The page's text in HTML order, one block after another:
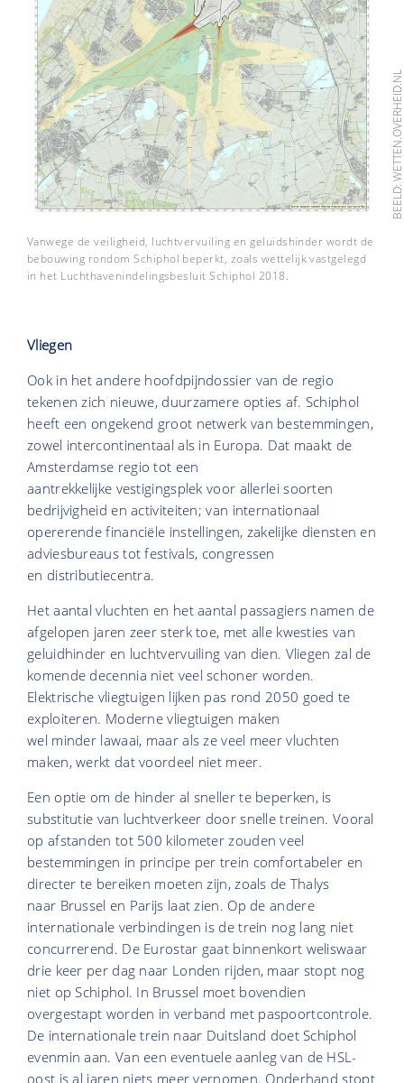
BEELD: WETTEN.OVERHEID.NL
Vanwege de veiligheid, luchtvervuiling en geluidshinder wordt de
bebouwing rondom Schiphol beperkt, zoals wettelijk vastgelegd
in het Luchthavenindelingsbesluit Schiphol 2018.
Vliegen
Ook in het andere hoofdpijndossier van de regio
tekenen zich nieuwe, duurzamere opties af. Schiphol
heeft een ongekend groot netwerk van bestemmingen,
zowel intercontinentaal als in Europa. Dat maakt de
Amsterdamse regio tot een
aantrekkelijke vestigingsplek voor allerlei soorten
bedrijvigheid en activiteiten; van internationaal
opererende financiële instellingen, zakelijke diensten en
adviesbureaus tot festivals, congressen
en distributiecentra.
Het aantal vluchten en het aantal passagiers namen de
afgelopen jaren zeer sterk toe, met alle kwesties van
geluidhinder en luchtvervuiling van dien. Vliegen zal de
komende decennia niet veel schoner worden.
Elektrische vliegtuigen lijken pas rond 2050 goed te
exploiteren. Moderne vliegtuigen maken
wel minder lawaai, maar als ze veel meer vluchten
maken, werkt dat voordeel niet meer.
Een optie om de hinder al sneller te beperken, is
substitutie van luchtverkeer door snelle treinen. Vooral
op afstanden tot 500 kilometer zouden veel
bestemmingen in principe per trein comfortabeler en
directer te bereiken moeten zijn, zoals de Thalys
naar Brussel en Parijs laat zien. Op de andere
internationale verbindingen is de trein nog lang niet
concurrerend. De Eurostar gaat binnenkort weliswaar
drie keer per dag naar Londen rijden, maar stopt nog
niet op Schiphol. In Brussel moet bovendien
overgestapt worden in verband met paspoortcontrole.
De internationale trein naar Duitsland doet Schiphol
evenmin aan. Van een eventuele aanleg van de HSL-
oost is al jaren niets meer vernomen. Onderhand stopt